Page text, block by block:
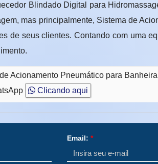
Blindado Digital para
mas principalmente, Sistema de
de seus clientes. Contando com uma
Acionamento Pneumático para
Clicando aqui
Email: *